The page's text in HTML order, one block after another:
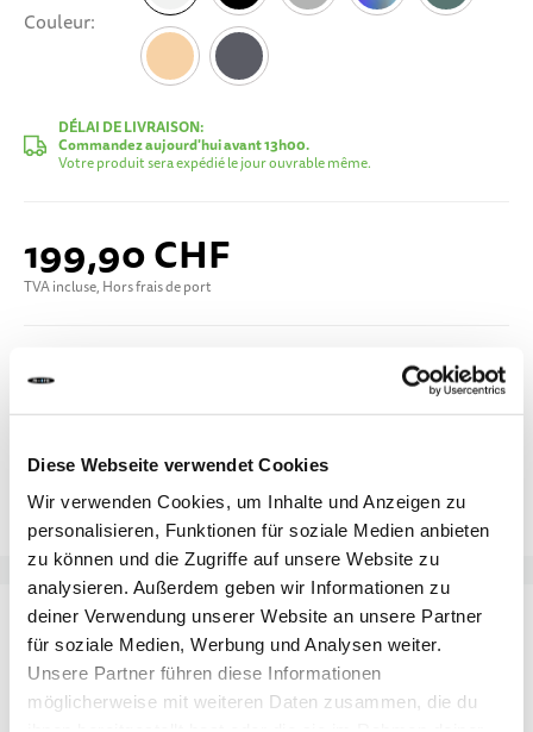
Diese Webseite verwendet Cookies
Wir verwenden Cookies, um Inhalte und Anzeigen zu
personalisieren, Funktionen für soziale Medien anbieten
zu können und die Zugriffe auf unsere Website zu
analysieren. Außerdem geben wir Informationen zu
deiner Verwendung unserer Website an unsere Partner
für soziale Medien, Werbung und Analysen weiter.
Unsere Partner führen diese Informationen
möglicherweise mit weiteren Daten zusammen, die du
Couleur
Blanc
DÉLAI DE LIVRAISON:
Commandez aujourd'hui avant 13h00.
Votre produit sera expédié le jour ouvrable même.
199,90 CHF
TVA incluse, Hors frais de port
Ajouter à la liste d'achats
Ajouter au comparateur
DÉTAILS
Élégance et confort réunis : laMicro Classic
trottinette idéale pour les adultes qui recherchent